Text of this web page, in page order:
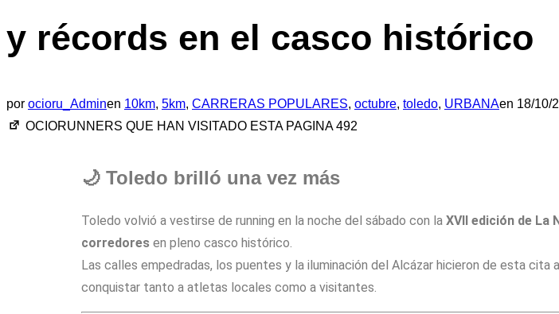
y récords en el casco histórico
por ocioru_Adminen 10km, 5km, CARRERAS POPULARES, octubre, toledo, URBANAen 18/10/
OCIORUNNERS QUE HAN VISITADO ESTA PAGINA 492
🌙 Toledo brilló una vez más
Toledo volvió a vestirse de running en la noche del sábado con la XVII edición de La
corredores en pleno casco histórico.
Las calles empedradas, los puentes y la iluminación del Alcázar hicieron de esta cita
conquistar tanto a atletas locales como a visitantes.